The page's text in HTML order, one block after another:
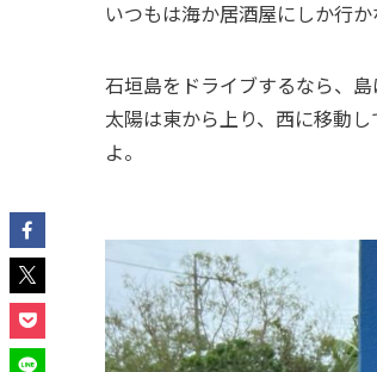
いつもは海か居酒屋にしか行
石垣島をドライブするなら、
太陽は東から上り、西に移動
よ。